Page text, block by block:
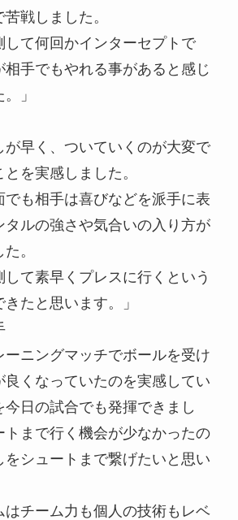
戦しました。
して何回かインターセプトで
相手でもやれる事があると感じ
」
が早く、ついていくのが大変で
を実感しました。
でも相手は喜びなどを派手に表
タルの強さや気合いの入り方が
。
て素早くプレスに行くという
たと思います。」
ーニングマッチでボールを受け
良くなっていたのを実感してい
今日の試合でも発揮できまし
トまで行く機会が少なかったの
をシュートまで繋げたいと思い
はチーム力も個人の技術もレベ